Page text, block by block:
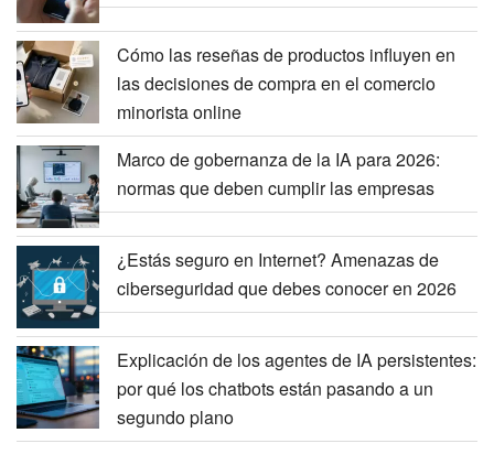
Cómo las reseñas de productos influyen en
las decisiones de compra en el comercio
minorista online
Marco de gobernanza de la IA para 2026:
normas que deben cumplir las empresas
¿Estás seguro en Internet? Amenazas de
ciberseguridad que debes conocer en 2026
Explicación de los agentes de IA persistentes:
por qué los chatbots están pasando a un
segundo plano